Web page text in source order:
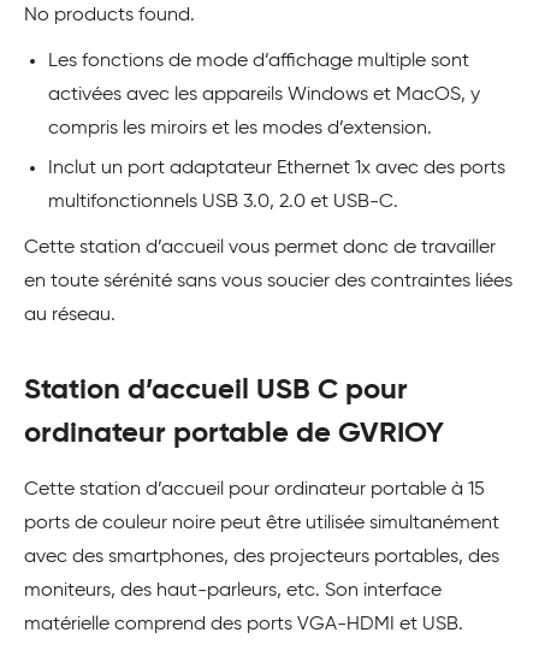
No products found.
Les fonctions de mode d’affichage multiple sont
activées avec les appareils Windows et MacOS, y
compris les miroirs et les modes d’extension.
Inclut un port adaptateur Ethernet 1x avec des ports
multifonctionnels USB 3.0, 2.0 et USB-C.
Cette station d’accueil vous permet donc de travailler
en toute sérénité sans vous soucier des contraintes liées
au réseau.
Station d’accueil USB C pour
ordinateur portable de GVRIOY
Cette station d’accueil pour ordinateur portable à 15
ports de couleur noire peut être utilisée simultanément
avec des smartphones, des projecteurs portables, des
moniteurs, des haut-parleurs, etc. Son interface
matérielle comprend des ports VGA-HDMI et USB.